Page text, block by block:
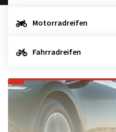
Motorradreifen
Fahrradreifen